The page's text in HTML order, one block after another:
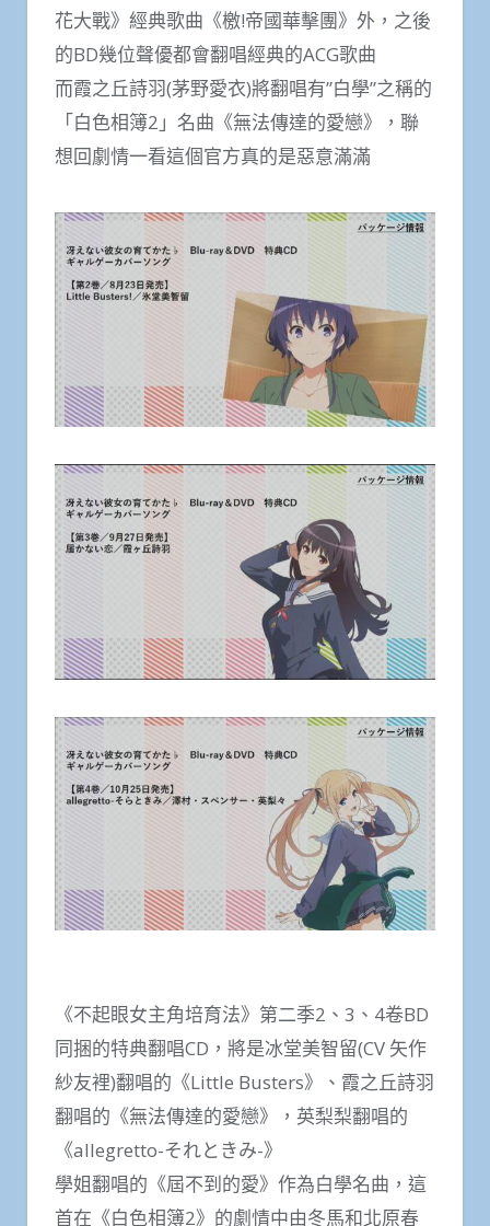
花大戰》經典歌曲《檄!帝國華擊團》外，之後
的BD幾位聲優都會翻唱經典的ACG歌曲
而霞之丘詩羽(茅野愛衣)將翻唱有”白學”之稱的
「白色相簿2」名曲《無法傳達的愛戀》，聯
想回劇情一看這個官方真的是惡意滿滿
《不起眼女主角培育法》第二季2、3、4卷BD
同捆的特典翻唱CD，將是冰堂美智留(CV 矢作
紗友裡)翻唱的《Little Busters》、霞之丘詩羽
翻唱的《無法傳達的愛戀》，英梨梨翻唱的
《allegretto-それときみ-》
學姐翻唱的《屆不到的愛》作為白學名曲，這
首在《白色相簿2》的劇情中由冬馬和北原春